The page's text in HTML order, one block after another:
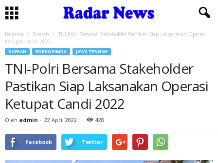
Beranda Daerah
TNI-Polri Bersama Stakeholder Pastikan Siap Laksanakan Operasi
Ketupat Candi 2022
DAERAH FORKOPIMDA JAWA TENGAH
TNI-Polri Bersama Stakeholder
Pastikan Siap Laksanakan Operasi
Ketupat Candi 2022
Oleh admin - 22 April 2022 428
Facebook Twitter